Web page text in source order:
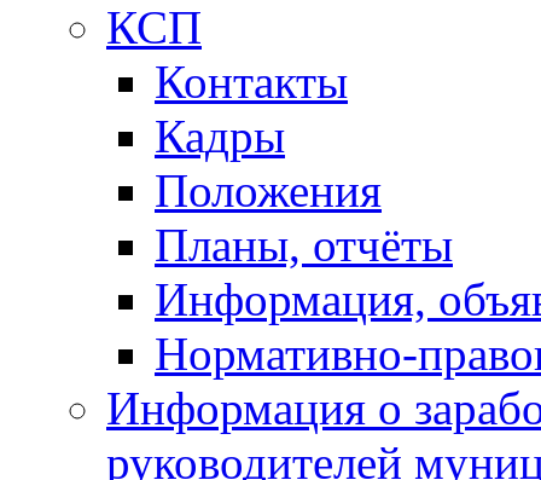
КСП
Контакты
Кадры
Положения
Планы, отчёты
Информация,
Нормативно-
Информация о
руководителей